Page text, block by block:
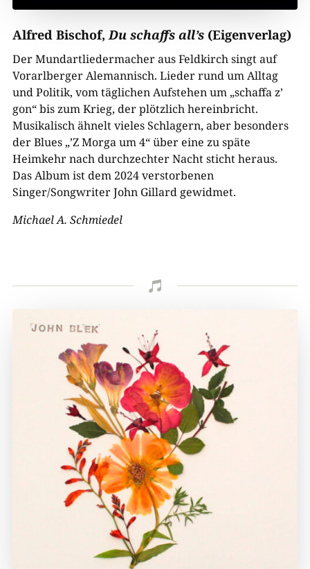
Alfred Bischof,Du schaffs all’s(Eigenverlag)
Der Mundartliedermacher aus Feldkirch singt auf
Vorarlberger Alemannisch. Lieder rund um Alltag
und Politik, vom täglichen Aufstehen um „schaffa z’
gon“ bis zum Krieg, der plötzlich hereinbricht.
Musikalisch ähnelt vieles Schlagern, aber besonders
der Blues „’Z Morga um 4“ über eine zu späte
Heimkehr nach durchzechter Nacht sticht heraus.
Das Album ist dem 2024 verstorbenen
Singer/Songwriter John Gillard gewidmet.
Michael A. Schmiedel
